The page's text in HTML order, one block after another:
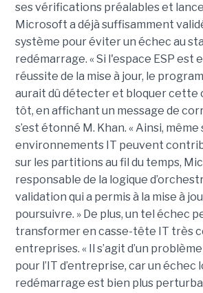
ses vérifications préalables et
Microsoft a déjà suffisamment
système pour éviter un échec au
redémarrage. « Si l'espace ESP est
réussite de la mise à jour, le
aurait dû détecter et bloquer cette
tôt, en affichant un message de
s’est étonné M. Khan. « Ainsi, même
environnements IT peuvent
sur les partitions au fil du temps,
responsable de la logique
validation qui a permis à la mise à
poursuivre. » De plus, un tel échec
transformer en casse-tête IT très
entreprises. « Il s’agit d’un
pour l’IT d’entreprise, car un échec
redémarrage est bien plus